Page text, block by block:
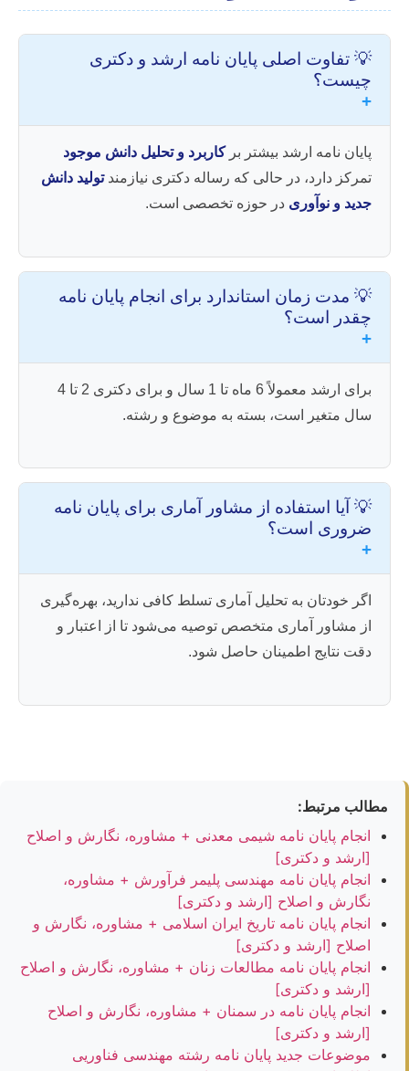
💡 تفاوت اصلی پایان نامه ارشد و دکتری
چیست؟
+
پایان نامه ارشد بیشتر برکاربرد و تحلیل دانش موجود
تمرکز دارد، در حالی که رساله دکتری نیازمندتولید دانش
جدید و نوآوری در حوزه تخصصی است.
💡 مدت زمان استاندارد برای انجام پایان نامه
چقدر است؟
+
برای ارشد معمولاً 6 ماه تا 1 سال و برای دکتری 2 تا 4
سال متغیر است، بسته به موضوع و رشته.
💡 آیا استفاده از مشاور آماری برای پایان نامه
ضروری است؟
+
اگر خودتان به تحلیل آماری تسلط کافی ندارید، بهره‌گیری
از مشاور آماری متخصص توصیه می‌شود تا از اعتبار و
دقت نتایج اطمینان حاصل شود.
مطالب مرتبط:
انجام پایان نامه شیمی معدنی + مشاوره، نگارش و اصلاح
[ارشد و دکتری]
انجام پایان نامه مهندسی پلیمر فرآورش + مشاوره،
نگارش و اصلاح [ارشد و دکتری]
انجام پایان نامه تاریخ ایران اسلامی + مشاوره، نگارش و
اصلاح [ارشد و دکتری]
انجام پایان نامه مطالعات زنان + مشاوره، نگارش و اصلاح
[ارشد و دکتری]
انجام پایان نامه در سمنان + مشاوره، نگارش و اصلاح
[ارشد و دکتری]
موضوعات جدید پایان نامه رشته مهندسی فناوریی